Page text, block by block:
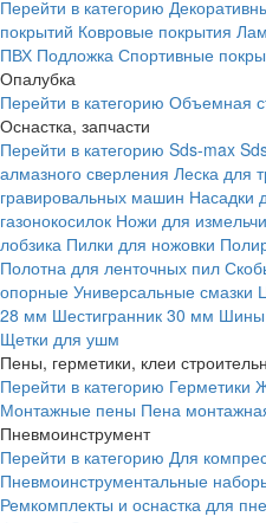
Перейти в категорию
покрытий Ковровые покрытия
ПВХ Подложка Спортивные
Опалубка
Перейти в категорию Объемная
Оснастка, запчасти
Перейти в категорию Sds-max
алмазного сверления Леска для
гравировальных машин Насадки
газонокосилок Ножи для
лобзика Пилки для ножовки
Полотна для ленточных пил
опорные Универсальные смазки
28 мм Шестигранник 30 мм Шины
Щетки для ушм
Пены, герметики, клеи
Перейти в категорию Герметики
Монтажные пены Пена
Пневмоинструмент
Перейти в категорию Для
Пневмоинструментальные
Ремкомплекты и оснастка для